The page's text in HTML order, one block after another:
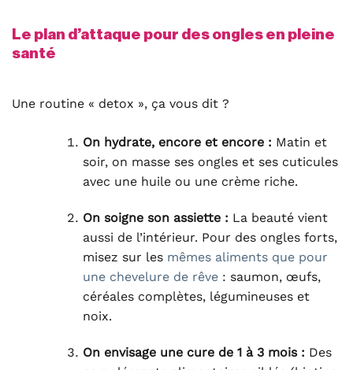
Le plan d’attaque pour des ongles en pleine
santé
Une routine « detox », ça vous dit ?
On hydrate, encore et encore : Matin et
soir, on masse ses ongles et ses cuticules
avec une huile ou une crème riche.
On soigne son assiette : La beauté vient
aussi de l’intérieur. Pour des ongles forts,
misez sur les mêmes aliments que pour
une chevelure de rêve: saumon, œufs,
céréales complètes, légumineuses et
noix.
On envisage une cure de 1 à 3 mois : Des